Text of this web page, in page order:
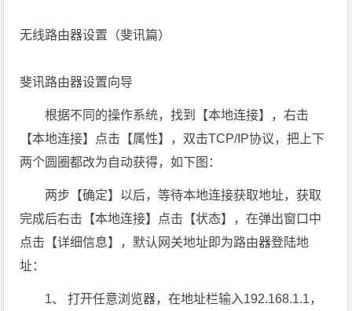
无线路由器设置（斐讯篇）
斐讯路由器设置向导
根据不同的操作系统，找到【本地连接】，右击
【本地连接】点击【属性】，双击TCP/IP协议，把上下
两个圆圈都改为自动获得，如下图：
两步【确定】以后，等待本地连接获取地址，获取
完成后右击【本地连接】点击【状态】，在弹出窗口中
点击【详细信息】，默认网关地址即为路由器登陆地
址：
1、 打开任意浏览器，在地址栏输入192.168.1.1，